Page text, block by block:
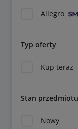
Allegro
Typ oferty
Kup teraz
Stan przedmiotu
Nowy